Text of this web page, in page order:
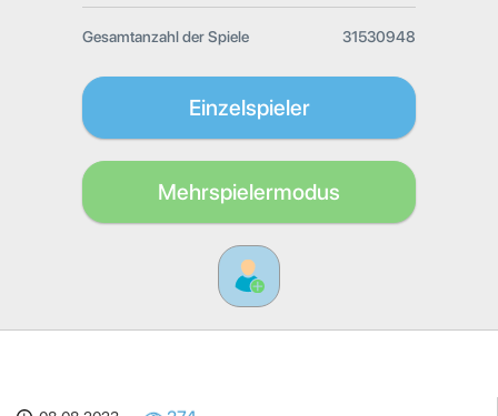
Gesamtanzahl der Spiele 31530948
Einzelspieler
Mehrspielermodus